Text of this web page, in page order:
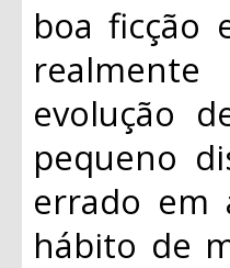
boa ficção
evolução
pequeno
errado em
hábito de